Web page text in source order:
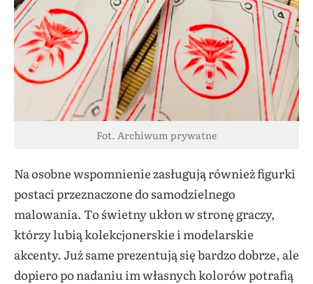
Fot. Archiwum prywatne
Na osobne wspomnienie zasługują również figurki
postaci przeznaczone do samodzielnego
malowania. To świetny ukłon w stronę graczy,
którzy lubią kolekcjonerskie i modelarskie
akcenty. Już same prezentują się bardzo dobrze, ale
dopiero po nadaniu im własnych kolorów potrafią